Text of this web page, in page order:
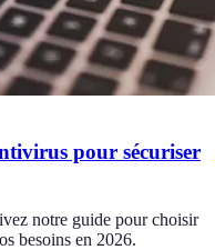
pour sécuriser
notre guide pour choisir
besoins en 2026.